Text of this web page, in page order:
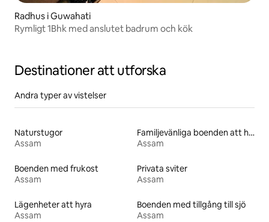
Radhus i Guwahati
Rymligt 1Bhk med anslutet badrum och kök
Destinationer att utforska
Andra typer av vistelser
Naturstugor
Assam
Familjevänliga boenden att hyra
Assam
Boenden med frukost
Assam
Privata sviter
Assam
Lägenheter att hyra
Assam
Boenden med tillgång till sjö
Assam